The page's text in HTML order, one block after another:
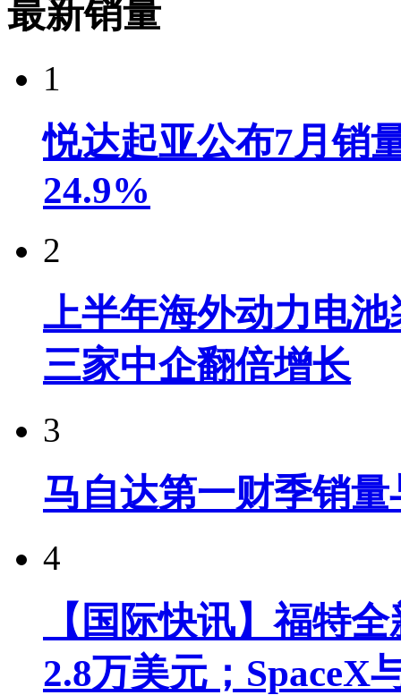
最新销量
1
悦达起亚公布7月销
24.9%
2
上半年海外动力电
三家中企翻倍增长
3
马自达第一财季销
4
【国际快讯】福特
2.8万美元；SpaceX